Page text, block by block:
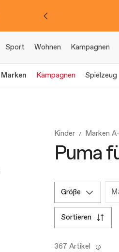
Sport Wohnen Kampagnen
Marken Kampagnen Spielzeug
Kinder Marken
Puma
größe
sortieren
367 Artikel